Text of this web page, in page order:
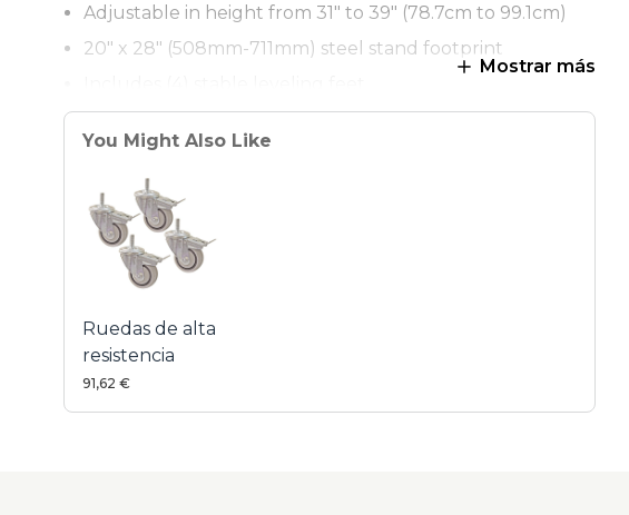
Adjustable in height from 31" to 39" (78.7cm to 99.1cm)
20" x 28" (508mm-711mm) steel stand footprint
Durable powder-coated finish
Fast, easy assembly
Mostrar más
You Might Also Like
Ruedas de alta
resistencia
91,62 €